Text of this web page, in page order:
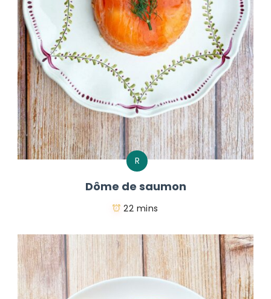
R
Dôme de saumon
22 mins